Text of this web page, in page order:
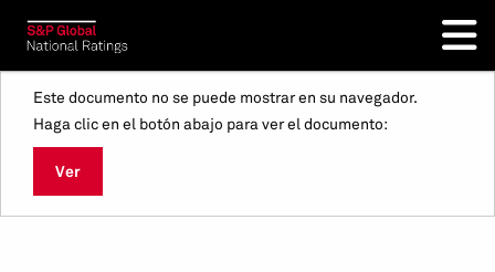
Este documento no se puede mostrar en su navegador.
Haga clic en el botón abajo para ver el documento:
Ver